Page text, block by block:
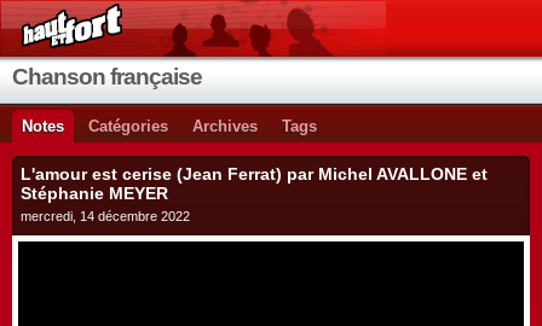
Chanson française
Notes Catégories Archives Tags
L'amour est cerise (Jean Ferrat) par Michel AVALLONE et
Stéphanie MEYER
mercredi, 14 décembre 2022